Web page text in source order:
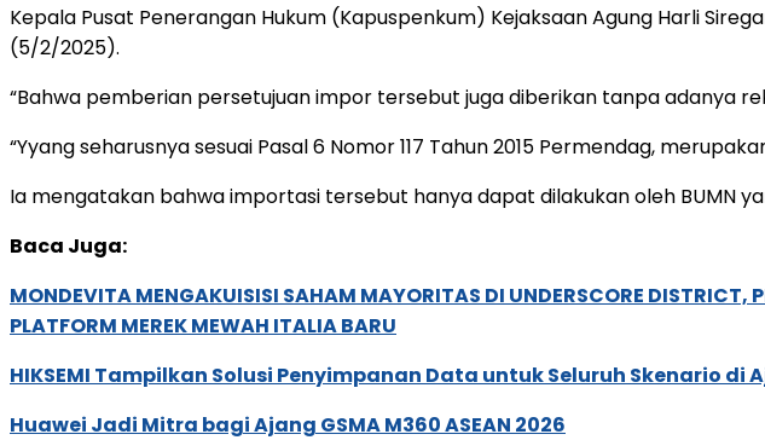
Kepala Pusat Penerangan Hukum (Kapuspenkum) Kejaksaan Agung Harli
(5/2/2025).
“Bahwa pemberian persetujuan impor tersebut juga diberikan tanpa adanya
“Yyang seharusnya sesuai Pasal 6 Nomor 117 Tahun 2015 Permendag,
Ia mengatakan bahwa importasi tersebut hanya dapat dilakukan oleh BUMN
Baca Juga:
MONDEVITA MENGAKUISISI SAHAM MAYORITAS DI UNDERSCORE
PLATFORM MEREK MEWAH ITALIA BARU
HIKSEMI Tampilkan Solusi Penyimpanan Data untuk Seluruh Skenario
Huawei Jadi Mitra bagi Ajang GSMA M360 ASEAN 2026